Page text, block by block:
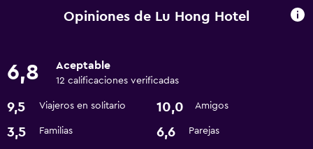
Wifi gratis
Accesibilidad y adecuación
Opiniones de Lu Hong Hotel
6,8 Aceptable
12 calificaciones verificadas
9,5 Viajeros en solitario 10,0 Amigos
3,5 Familias 6,6 Parejas